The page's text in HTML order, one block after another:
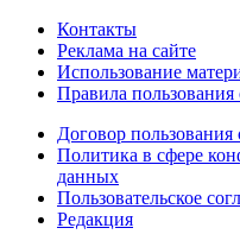
Контакты
Реклама на сайте
Использование
Правила пользования
Договор пользования
Политика в сфере
данных
Пользовательское
Редакция